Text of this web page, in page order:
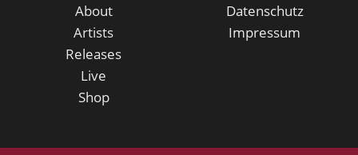
About
Artists
Releases
Live
Shop
Datenschutz
Impressum